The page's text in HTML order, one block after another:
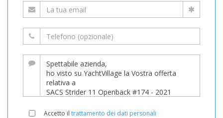
Accetto il trattamento dei dati personali